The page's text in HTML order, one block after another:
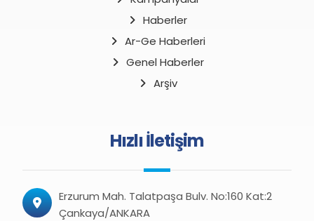
Haberler
Ar-Ge Haberleri
Genel Haberler
Arşiv
Hızlı İletişim
Erzurum Mah. Talatpaşa Bulv. No:160 Kat:2
Çankaya/ANKARA